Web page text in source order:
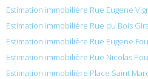
Estimation immobilière Rue Eugene
Estimation immobilière Rue du Bois
Estimation immobilière Rue Eugene
Estimation immobilière Rue Nicolas
Estimation immobilière Place Saint